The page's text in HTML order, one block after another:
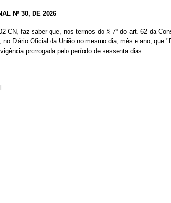
Nº 30, DE 2026
CN, faz saber que, nos termos do § 7º do art. 62 da
Diário Oficial da União no mesmo dia, mês e ano, que
prorrogada pelo período de sessenta dias.